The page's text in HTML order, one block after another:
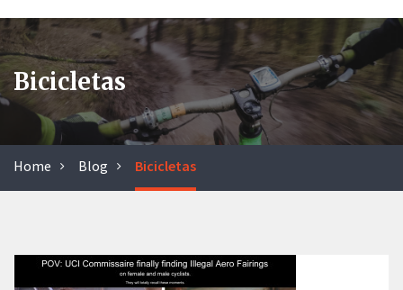
Bicicletas
Home Blog Bicicletas